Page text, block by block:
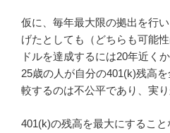
仮に、毎年最大限の拠出を行
げたとしても（どちらも可能
ドルを達成するには20年近く
25歳の人が自分の401(k)残高
較するのは不公平であり、実り
401(k)の残高を最大にするこ